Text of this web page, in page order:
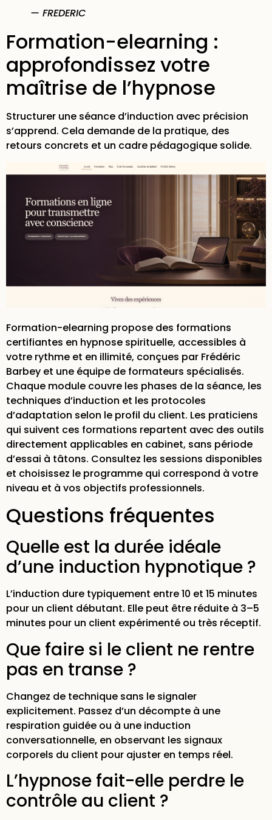
— FREDERIC
Formation-elearning :
approfondissez votre
maîtrise de l’hypnose
Structurer une séance d’induction avec précision
s’apprend. Cela demande de la pratique, des
retours concrets et un cadre pédagogique solide.
Formation-elearning propose des formations
certifiantes en hypnose spirituelle, accessibles à
votre rythme et en illimité, conçues par Frédéric
Barbey et une équipe de formateurs spécialisés.
Chaque module couvre les phases de la séance, les
techniques d’induction et les protocoles
d’adaptation selon le profil du client. Les praticiens
qui suivent ces formations repartent avec des outils
directement applicables en cabinet, sans période
d’essai à tâtons. Consultez les sessions disponibles
et choisissez le programme qui correspond à votre
niveau et à vos objectifs professionnels.
Questions fréquentes
Quelle est la durée idéale
d’une induction hypnotique ?
L’induction dure typiquement entre 10 et 15 minutes
pour un client débutant. Elle peut être réduite à 3–5
minutes pour un client expérimenté ou très réceptif.
Que faire si le client ne rentre
pas en transe ?
Changez de technique sans le signaler
explicitement. Passez d’un décompte à une
respiration guidée ou à une induction
conversationnelle, en observant les signaux
corporels du client pour ajuster en temps réel.
L’hypnose fait-elle perdre le
contrôle au client ?